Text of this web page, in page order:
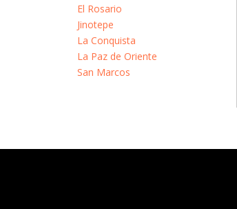
El Rosario
Jinotepe
La Conquista
La Paz de Oriente
San Marcos